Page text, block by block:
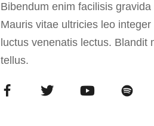
Bibendum enim facilisis
Mauris vitae ultricies leo
luctus venenatis lectus.
tellus.